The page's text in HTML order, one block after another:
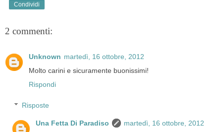
Condividi
2 commenti:
Unknown martedì, 16 ottobre, 2012
Molto carini e sicuramente buonissimi!
Rispondi
Risposte
Una Fetta Di Paradiso
martedì, 16 ottobre, 2012